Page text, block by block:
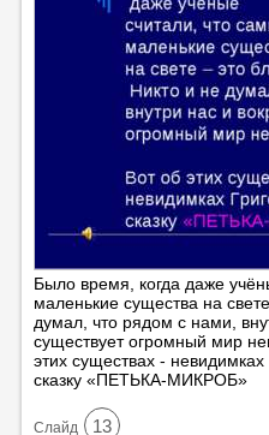
Было время, когда даже
маленькие существа на
думал, что рядом с нами,
существует огромный мир
этих существах -
сказку «ПЕТЬКА-МИКРОБ»
Cлайд 13